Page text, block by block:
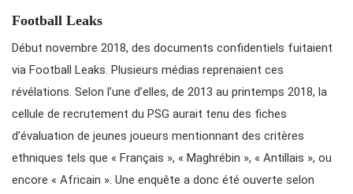
Football Leaks
Début novembre 2018, des documents confidentiels fuitaient
via Football Leaks. Plusieurs médias reprenaient ces
révélations. Selon l’une d’elles, de 2013 au printemps 2018, la
cellule de recrutement du PSG aurait tenu des fiches
d’évaluation de jeunes joueurs mentionnant des critères
ethniques tels que « Français », « Maghrébin », « Antillais », ou
encore « Africain ». Une enquête a donc été ouverte selon